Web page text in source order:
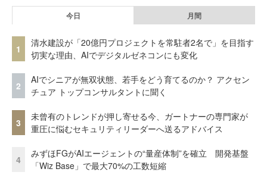
今日 月間
1
清水建設が「20億円プロジェクトを常駐者2名で」を目指す
切実な理由、AIでデジタルゼネコンにも変化
2
AIでシニアが無双状態、若手をどう育てるのか？ アクセン
チュア トップコンサルタントに聞く
3
未曾有のトレンドが押し寄せる今、ガートナーの専門家が
重圧に悩むセキュリティリーダーへ送るアドバイス
4
みずほFGがAIエージェントの“量産体制”を確立 開発基盤
「Wiz Base」で最大70%の工数短縮